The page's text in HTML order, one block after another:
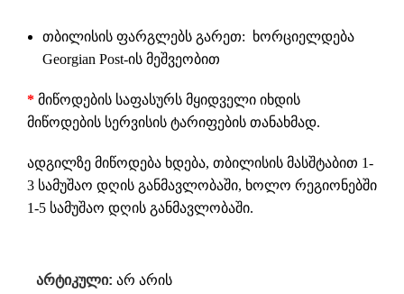
თბილისის ფარგლებს გარეთ: ხორციელდება
Georgian Post-ის მეშვეობით
* მიწოდების საფასურს მყიდველი იხდის
მიწოდების სერვისის ტარიფების თანახმად.
ადგილზე მიწოდება ხდება, თბილისის მასშტაბით 1-
3 სამუშაო დღის განმავლობაში, ხოლო რეგიონებში
1-5 სამუშაო დღის განმავლობაში.
არტიკული: არ არის